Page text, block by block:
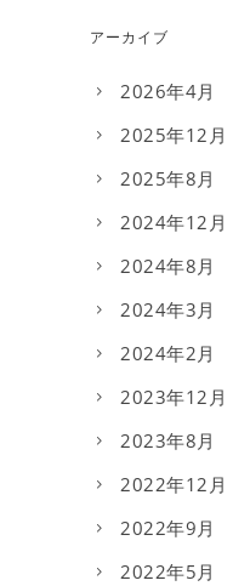
アーカイブ
2026年4月
2025年12月
2025年8月
2024年12月
2024年8月
2024年3月
2024年2月
2023年12月
2023年8月
2022年12月
2022年9月
2022年5月